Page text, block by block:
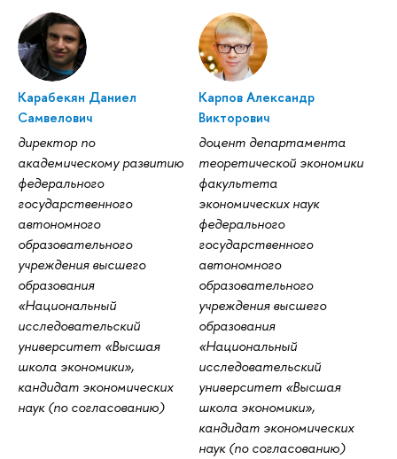
Карабекян Даниел
Самвелович
директор по
академическому развитию
федерального
государственного
автономного
образовательного
учреждения высшего
образования
«Национальный
исследовательский
университет «Высшая
школа экономики»,
кандидат экономических
наук (по согласованию)
Карпов Александр
Викторович
доцент департамента
теоретической экономики
факультета
экономических наук
федерального
государственного
автономного
образовательного
учреждения высшего
образования
«Национальный
исследовательский
университет «Высшая
школа экономики»,
кандидат экономических
наук (по согласованию)